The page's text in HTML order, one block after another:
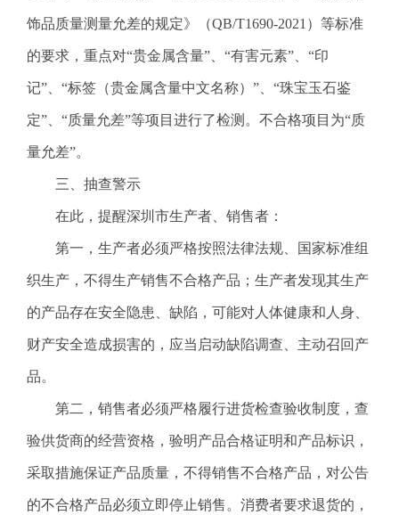
饰品质量测量允差的规定》（QB/T1690-2021）等标准
的要求，重点对“贵金属含量”、“有害元素”、“印
记”、“标签（贵金属含量中文名称）”、“珠宝玉石鉴
定”、“质量允差”等项目进行了检测。不合格项目为“质
量允差”。
三、抽查警示
在此，提醒深圳市生产者、销售者：
第一，生产者必须严格按照法律法规、国家标准组
织生产，不得生产销售不合格产品；生产者发现其生产
的产品存在安全隐患、缺陷，可能对人体健康和人身、
财产安全造成损害的，应当启动缺陷调查、主动召回产
品。
第二，销售者必须严格履行进货检查验收制度，查
验供货商的经营资格，验明产品合格证明和产品标识，
采取措施保证产品质量，不得销售不合格产品，对公告
的不合格产品必须立即停止销售。消费者要求退货的，